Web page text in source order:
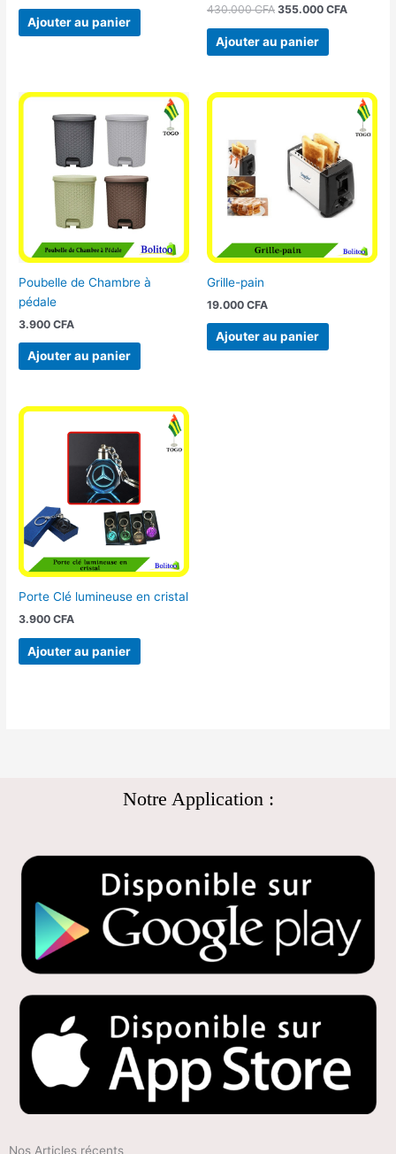
Ajouter au panier
430.000CFA 355.000 CFA
Ajouter au panier
Poubelle de Chambre à
pédale
3.900CFA
Ajouter au panier
Grille-pain
19.000 CFA
Ajouter au panier
Porte Clé lumineuse en cristal
3.900CFA
Ajouter au panier
Notre Application :
Nos Articles récents